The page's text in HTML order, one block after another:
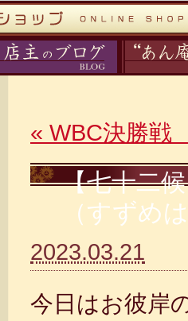
« WBC決勝戦
【七十二
（すずめ
2023.03.21
今日はお彼岸